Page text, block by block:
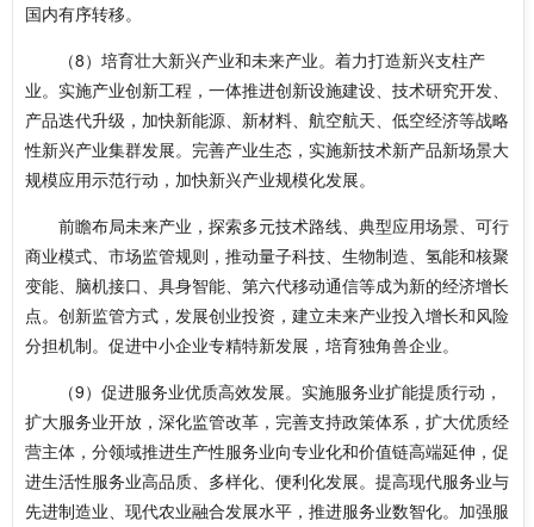
国内有序转移。
（8）培育壮大新兴产业和未来产业。着力打造新兴支柱产
业。实施产业创新工程，一体推进创新设施建设、技术研究开发、
产品迭代升级，加快新能源、新材料、航空航天、低空经济等战略
性新兴产业集群发展。完善产业生态，实施新技术新产品新场景大
规模应用示范行动，加快新兴产业规模化发展。
前瞻布局未来产业，探索多元技术路线、典型应用场景、可行
商业模式、市场监管规则，推动量子科技、生物制造、氢能和核聚
变能、脑机接口、具身智能、第六代移动通信等成为新的经济增长
点。创新监管方式，发展创业投资，建立未来产业投入增长和风险
分担机制。促进中小企业专精特新发展，培育独角兽企业。
（9）促进服务业优质高效发展。实施服务业扩能提质行动，
扩大服务业开放，深化监管改革，完善支持政策体系，扩大优质经
营主体，分领域推进生产性服务业向专业化和价值链高端延伸，促
进生活性服务业高品质、多样化、便利化发展。提高现代服务业与
先进制造业、现代农业融合发展水平，推进服务业数智化。加强服